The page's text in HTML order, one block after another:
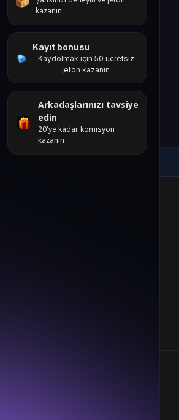
kazanın
Kayıt bonusu
Kaydolmak için 50 ücretsiz
jeton kazanın
Arkadaşlarınızı tavsiye
edin
20'ye kadar komisyon
kazanın